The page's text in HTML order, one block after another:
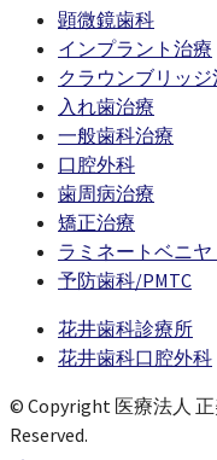
顕微鏡歯科
インプラント治療
クラウンブリッジ
入れ歯治療
一般歯科治療
口腔外科
歯周病治療
矯正治療
ラミネートベニヤ
予防歯科/PMTC
花井歯科診療所
花井歯科口腔外科
© Copyright 医療法人
Reserved.